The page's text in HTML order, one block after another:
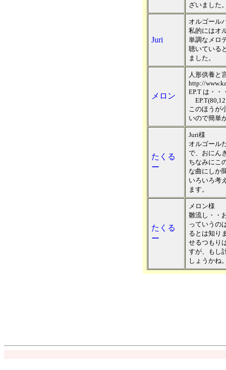
ざいました
Juri
オルゴール
私的にはオ
単調なメロ
聴いている
ました。
メロン
人形供養と
http://
EP.T は・・
このほうが
いので簡単
たくる
ー
Juri様
オルゴール
で、おにん
ちなみにこ
な曲にしか
いろいろ考
ます。
たくる
ー
メロン様
雛流し・・
っていうの
るとは知り
せるつもり
すが、もし
しょうかね